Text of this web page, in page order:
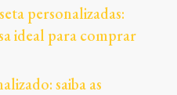
personalizadas:
ideal para comprar
saiba as